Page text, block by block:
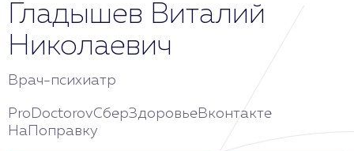
Гладышев Виталий
Николаевич
Врач-психиатр
ProDoctorovСберЗдоровьеВконтакте
НаПоправку